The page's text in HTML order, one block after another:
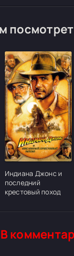
[/
Индиана Джонс и
последний
крестовый поход